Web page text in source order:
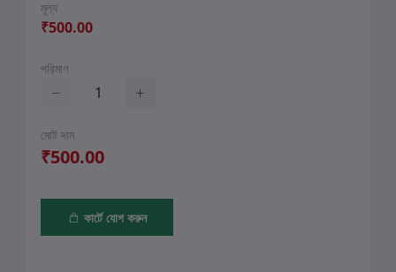
মূল্য
₹500.00
পরিমাণ
মোট দাম
₹500.00
কার্টে যোগ করুন